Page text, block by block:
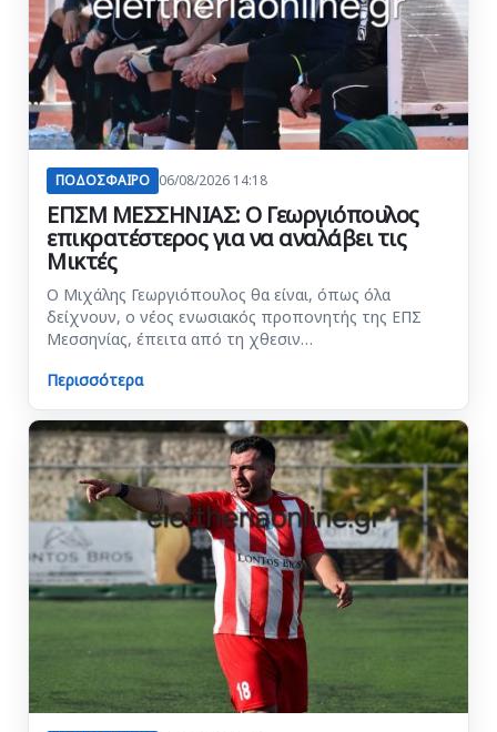
ΠΟΔΟΣΦΑΙΡΟ 06/08/2026 14:18
ΕΠΣΜ ΜΕΣΣΗΝΙΑΣ: Ο Γεωργιόπουλος
επικρατέστερος για να αναλάβει τις
Μικτές
Ο Μιχάλης Γεωργιόπουλος θα είναι, όπως όλα
δείχνουν, ο νέος ενωσιακός προπονητής της ΕΠΣ
Μεσσηνίας, έπειτα από τη χθεσιν…
Περισσότερα